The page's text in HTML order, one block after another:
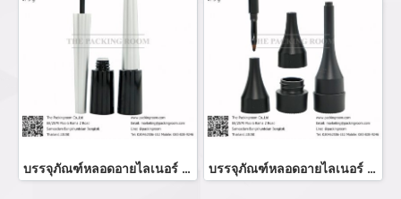
บรรจุภัณฑ์หลอดอายไลเนอร์ แท่งอายไลเนอร์ อายลายเนอร์ eyeliner bottler ขวดอายไลเนอร์ จำหน่ายบรรจุภัณฑ์เครื่องสำอางทุกประเภท บรรจุภัณฑ์หลอดอายไลเนอร์ eyeliner bottle จำหน่ายบรรจุภัณฑ์เครื่องสำอางทุกประเภท